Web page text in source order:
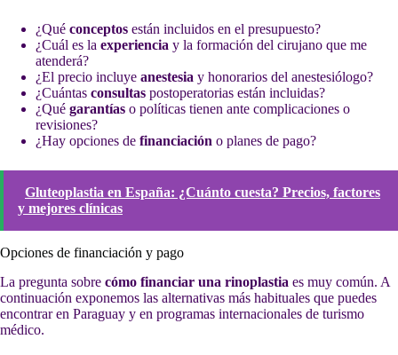
¿Qué conceptos están incluidos en el presupuesto?
¿Cuál es la experiencia y la formación del cirujano que me
atenderá?
¿El precio incluye anestesia y honorarios del anestesiólogo?
¿Cuántas consultas postoperatorias están incluidas?
¿Qué garantías o políticas tienen ante complicaciones o
revisiones?
¿Hay opciones de financiación o planes de pago?
Gluteoplastia en España: ¿Cuánto cuesta? Precios, factores
y mejores clínicas
Opciones de financiación y pago
La pregunta sobre cómo financiar una rinoplastia es muy común. A
continuación exponemos las alternativas más habituales que puedes
encontrar en Paraguay y en programas internacionales de turismo
médico.